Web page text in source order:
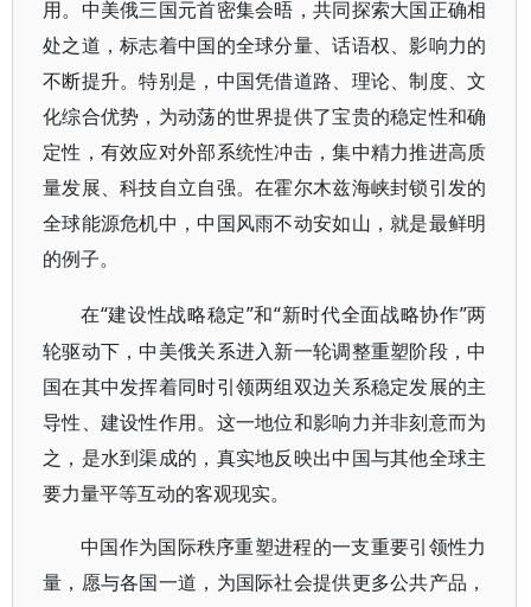
用。中美俄三国元首密集会晤，共同探索大国正确相
处之道，标志着中国的全球分量、话语权、影响力的
不断提升。特别是，中国凭借道路、理论、制度、文
化综合优势，为动荡的世界提供了宝贵的稳定性和确
定性，有效应对外部系统性冲击，集中精力推进高质
量发展、科技自立自强。在霍尔木兹海峡封锁引发的
全球能源危机中，中国风雨不动安如山，就是最鲜明
的例子。
在“建设性战略稳定”和“新时代全面战略协作”两
轮驱动下，中美俄关系进入新一轮调整重塑阶段，中
国在其中发挥着同时引领两组双边关系稳定发展的主
导性、建设性作用。这一地位和影响力并非刻意而为
之，是水到渠成的，真实地反映出中国与其他全球主
要力量平等互动的客观现实。
中国作为国际秩序重塑进程的一支重要引领性力
量，愿与各国一道，为国际社会提供更多公共产品，